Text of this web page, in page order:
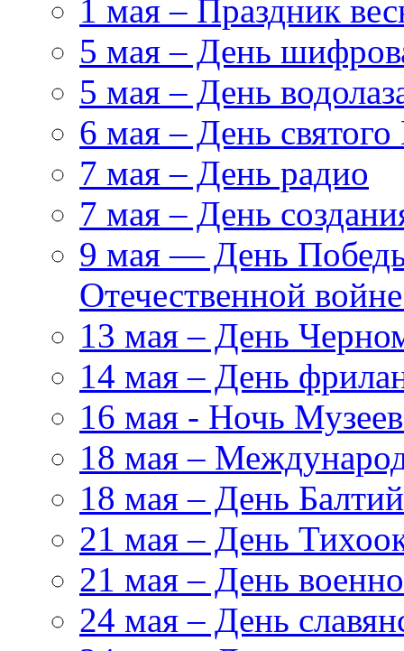
1 мая – Праздник
5 мая – День
5 мая – День
6 мая – День
7 мая – День радио
7 мая – День
9 мая — День Победы
Отечественной
13 мая – День
14 мая – День
16 мая - Ночь
18 мая –
18 мая – День
21 мая – День
21 мая – День
24 мая – День